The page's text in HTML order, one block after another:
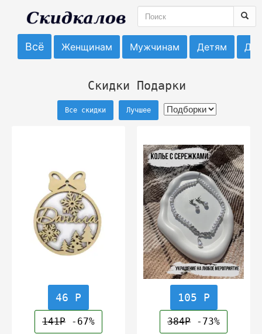
Всё Женщинам Мужчинам Детям
Скидки Подарки
Все скидки Лучшее
46 Р
141Р -67%
105 Р
384Р -73%